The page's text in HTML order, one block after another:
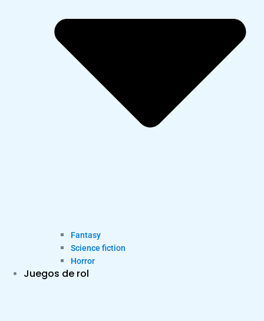
Fantasy
Science fiction
Horror
Juegos de rol